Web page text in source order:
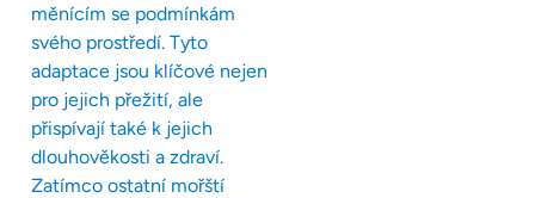
měnícím se podmínkám
svého prostředí. Tyto
adaptace jsou klíčové nejen
pro jejich přežití, ale
přispívají také k jejich
dlouhověkosti a zdraví.
Zatímco ostatní mořští